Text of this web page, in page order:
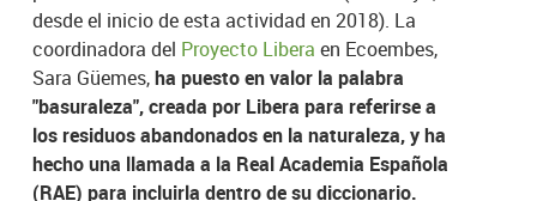
desde el inicio de esta actividad en 2018). La
coordinadora del Proyecto Liberaen Ecoembes,
Sara Güemes,ha puesto en valor la palabra
"basuraleza", creada por Libera para referirse a
los residuos abandonados en la naturaleza, y ha
hecho una llamada a la Real Academia Española
(RAE) para incluirla dentro de su diccionario.